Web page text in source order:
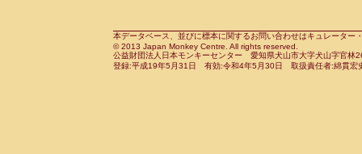
CercopithecidaePapio anubis(0)
CercopithecidaePapio cynocephalus
CercopithecidaePapio hamadryas(0)
CebidaeSaguinus leucopus(0)
CebidaeSaguinus midas(0)
Cebidae Saguinus mystax(0)
本データベース、並びに標本に関するお問い合わせはキュレータ
© 2013 Japan Monkey Centre. All rights reserved.
公益財団法人日本モンキーセンター 愛知県犬山市大字犬山字官
登録:平成19年5月31日 有効:令和4年5月30日 取扱責任者:綿貫宏